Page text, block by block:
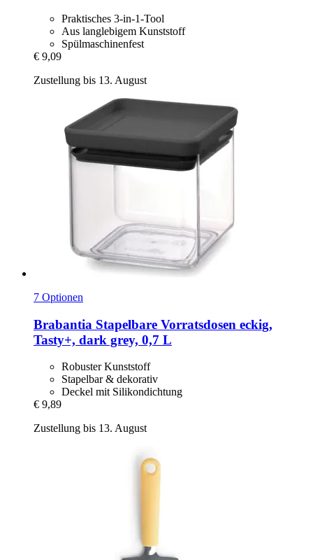
Praktisches 3-in-1-Tool
Aus langlebigem Kunststoff
Spülmaschinenfest
€ 9,09
Zustellung bis 13. August
7 Optionen
Brabantia Stapelbare Vorratsdosen eckig,
Tasty+, dark grey, 0,7 L
Robuster Kunststoff
Stapelbar & dekorativ
Deckel mit Silikondichtung
€ 9,89
Zustellung bis 13. August